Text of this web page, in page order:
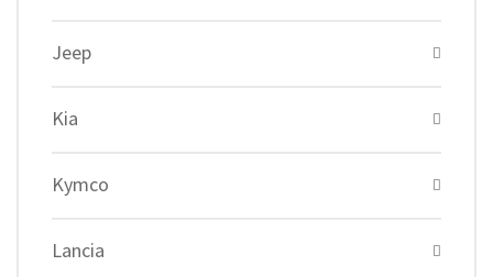
Jeep
Kia
Kymco
Lancia